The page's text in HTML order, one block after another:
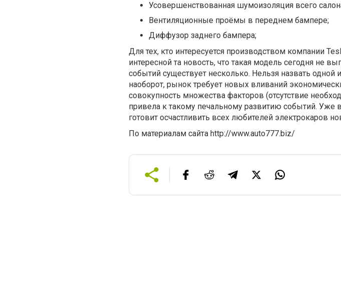
Усовершенствованная шумоизоляция всего
Вентиляционные проёмы в переднем бампере;
Диффузор заднего бампера;
Для тех, кто интересуется производством компании
интересной та новость, что такая модель сегодня не
событий существует несколько. Нельзя назвать одной
наоборот, рынок требует новых вливаний
совокупность множества факторов (отсутствие
привела к такому печальному развитию событий.
готовит осчастливить всех любителей электрокаров
По материалам сайта http://www.auto777.biz/